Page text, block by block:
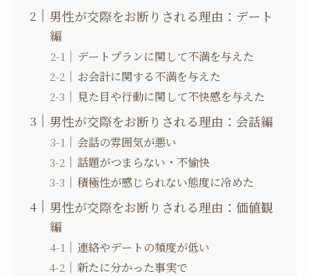
男性が交際をお断りされる理由：デート
編
デートプランに関して不満を与えた
お会計に関する不満を与えた
見た目や行動に関して不快感を与えた
男性が交際をお断りされる理由：会話編
会話の雰囲気が悪い
話題がつまらない・不愉快
積極性が感じられない態度に冷めた
男性が交際をお断りされる理由：価値観
編
連絡やデートの頻度が低い
新たに分かった事実で